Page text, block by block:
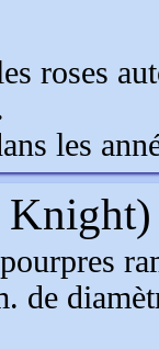
roses
les
Knight)
de